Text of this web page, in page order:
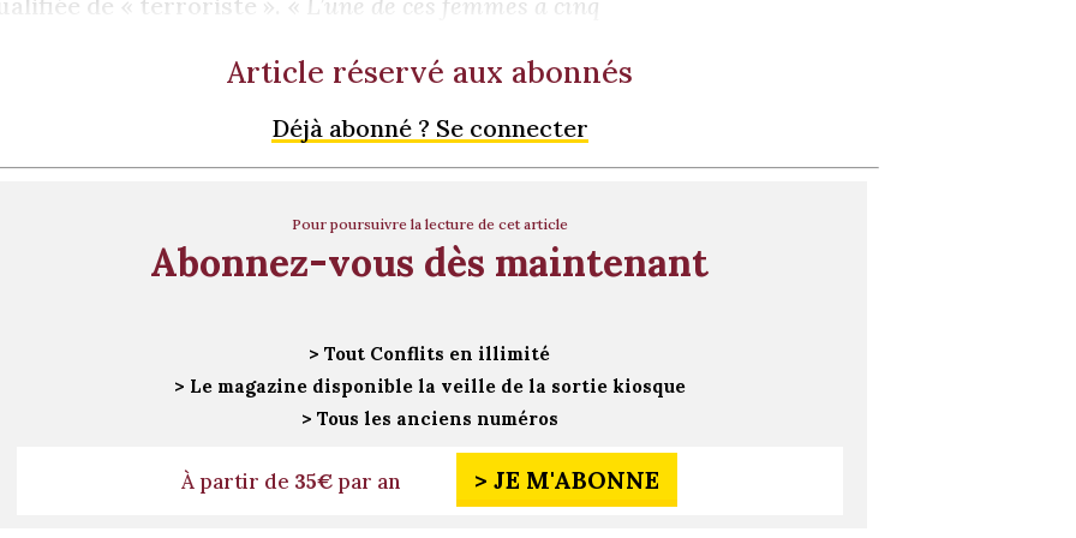
Article réservé aux abonnés
Déjà abonné ? Se connecter
Pour poursuivre la lecture de cet article
Abonnez-vous dès maintenant
> Tout Conflits en illimité
> Le magazine disponible la veille de la sortie kiosque
> Tous les anciens numéros
À partir de 35€par an > JE M'ABONNE